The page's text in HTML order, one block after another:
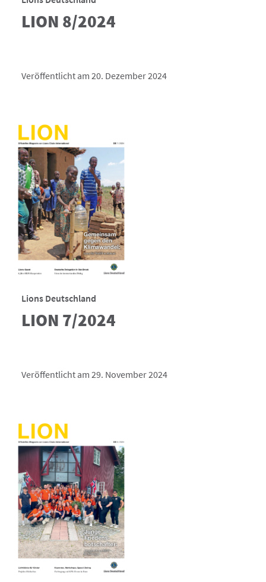
LION 8/2024
Veröffentlicht am 20. Dezember 2024
Lions Deutschland
LION 7/2024
Veröffentlicht am 29. November 2024